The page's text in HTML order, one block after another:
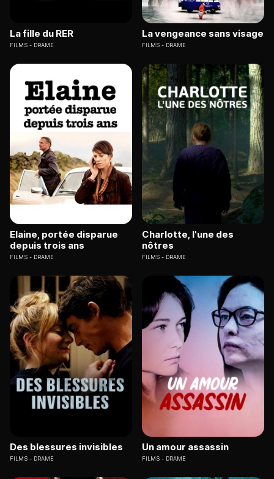
La fille du RER
FILMS DRAME
La vengeance sans visage
FILMS DRAME
Elaine, portée disparue
depuis trois ans
FILMS DRAME
Charlotte, l'une des
nôtres
FILMS DRAME
Des blessures invisibles
FILMS DRAME
Un amour assassin
FILMS DRAME